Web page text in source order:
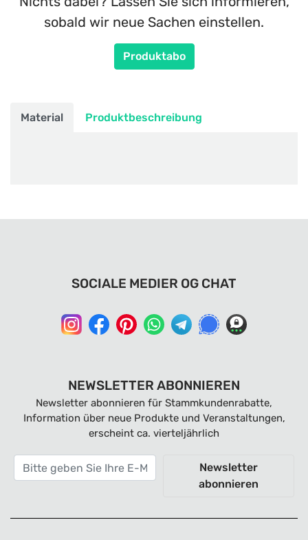
sobald wir neue Sachen einstellen.
Produktabo
Material Produktbeschreibung
SOCIALE MEDIER OG CHAT
NEWSLETTER ABONNIEREN
Newsletter abonnieren für Stammkundenrabatte,
Information über neue Produkte und Veranstaltungen,
erscheint ca. vierteljährlich
Newsletter
abonnieren